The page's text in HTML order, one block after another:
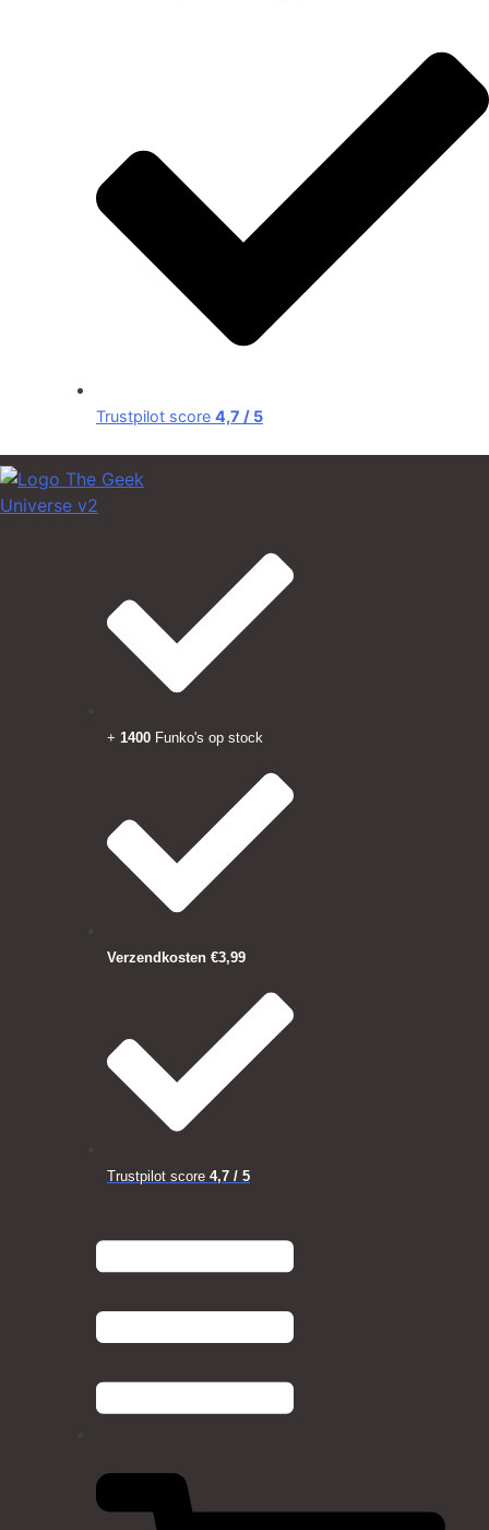
Trustpilot score 4,7 / 5
+ 1400 Funko's op stock
Verzendkosten €3,99
Trustpilot score 4,7 / 5